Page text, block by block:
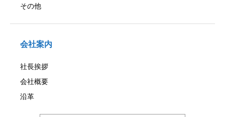
その他
会社案内
社長挨拶
会社概要
沿革